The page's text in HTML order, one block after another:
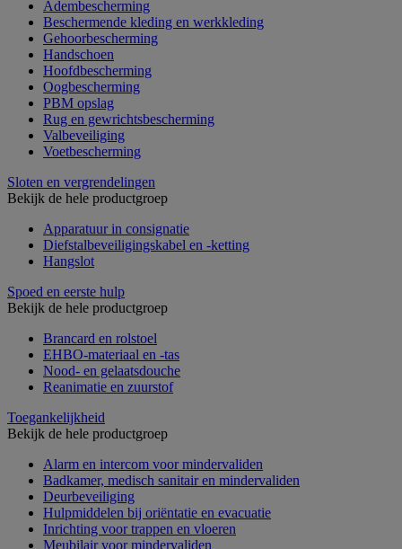
Adembescherming
Beschermende kleding en werkkleding
Gehoorbescherming
Handschoen
Hoofdbescherming
Oogbescherming
PBM opslag
Rug en gewrichtsbescherming
Valbeveiliging
Voetbescherming
Sloten en vergrendelingen
Bekijk de hele productgroep
Apparatuur in consignatie
Diefstalbeveiligingskabel en -ketting
Hangslot
Spoed en eerste hulp
Bekijk de hele productgroep
Brancard en rolstoel
EHBO-materiaal en -tas
Nood- en gelaatsdouche
Reanimatie en zuurstof
Toegankelijkheid
Bekijk de hele productgroep
Alarm en intercom voor mindervaliden
Badkamer, medisch sanitair en mindervaliden
Deurbeveiliging
Hulpmiddelen bij oriëntatie en evacuatie
Inrichting voor trappen en vloeren
Meubilair voor mindervaliden